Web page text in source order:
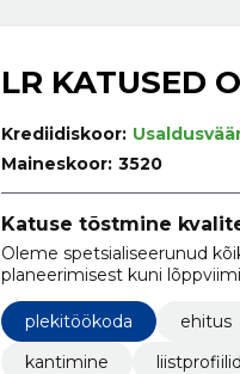
LR KATUSED
Krediidiskoor:
Maineskoor: 3520
Katuse tõstmine
Oleme spetsialiseerunud
planeerimisest kuni
hindu ja tööde õigeaegset
plekitöökoda
ehitus
kantimine
liistprofiilid